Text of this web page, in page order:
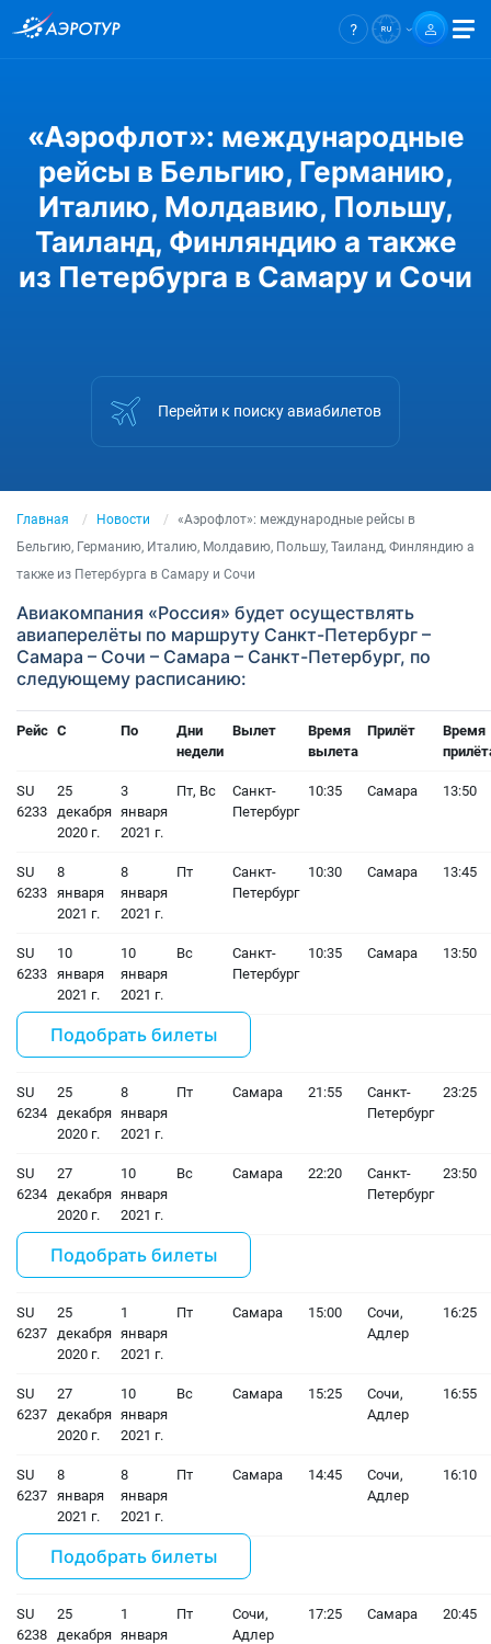
«Аэрофлот»: международные
рейсы в Бельгию, Германию,
Италию, Молдавию, Польшу,
Таиланд, Финляндию а также
из Петербурга в Самару и Сочи
Перейти к поиску авиабилетов
Главная Новости
«Аэрофлот»: международные рейсы в
Бельгию, Германию, Италию, Молдавию, Польшу, Таиланд, Финляндию а
также из Петербурга в Самару и Сочи
Авиакомпания «Россия» будет осуществлять
авиаперелёты по маршруту Санкт-Петербург –
Самара – Сочи – Самара – Санкт-Петербург, по
следующему расписанию:
Рейс С По
Дни
недели
Вылет
Время
вылета
Прилёт
Время
SU
6233
25
декабря
2020 г.
3
января
2021 г.
Пт, Вс
Санкт-
Петербург
10:35 Самара 13:50
SU
6233
8
января
2021 г.
8
января
2021 г.
Пт
Санкт-
Петербург
10:30 Самара 13:45
SU
6233
10
января
2021 г.
10
января
2021 г.
Вс
Санкт-
Петербург
10:35 Самара 13:50
Подобрать билеты
SU
6234
25
декабря
2020 г.
8
января
2021 г.
Пт Самара 21:55
Санкт-
Петербург
23:25
SU
6234
27
декабря
2020 г.
10
января
2021 г.
Вс Самара 22:20
Санкт-
Петербург
23:50
Подобрать билеты
SU
6237
25
декабря
2020 г.
1
января
2021 г.
Пт Самара 15:00
Сочи,
Адлер
16:25
SU
6237
27
декабря
2020 г.
10
января
2021 г.
Вс Самара 15:25
Сочи,
Адлер
16:55
SU
6237
8
января
2021 г.
8
января
2021 г.
Пт Самара 14:45
Сочи,
Адлер
16:10
Подобрать билеты
SU
6238
25
декабря
1
января
Пт
Сочи,
Адлер
17:25 Самара 20:45